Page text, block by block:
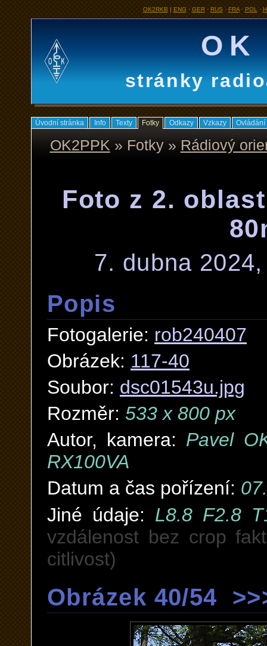
OK2RKB|ENG·GER·RUS·FRA·POL·
OK
stránky
Úvodní stránka Info Texty Fotky Odkazy Vzkazy Ovládání
OK2PPK » Fotky » Rádiový
Foto z 2.
7. dubna
Popis
Fotogalerie: rob240407
Obrázek: 117-40
Soubor: dsc01543u.jpg
Rozměr: 533 x 800 px
Autor, kamera: Pavel
RX100VA
Datum a čas pořízení:
Jiné údaje: L8.8 F2.8
vzdálenost bez crop
citlivost)
Obrázek 40/54